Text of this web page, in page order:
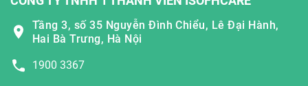
Tầng 3, số 35 Nguyễn Đình Chiểu, Lê Đại Hành,
Hai Bà Trưng, Hà Nội
1900 3367